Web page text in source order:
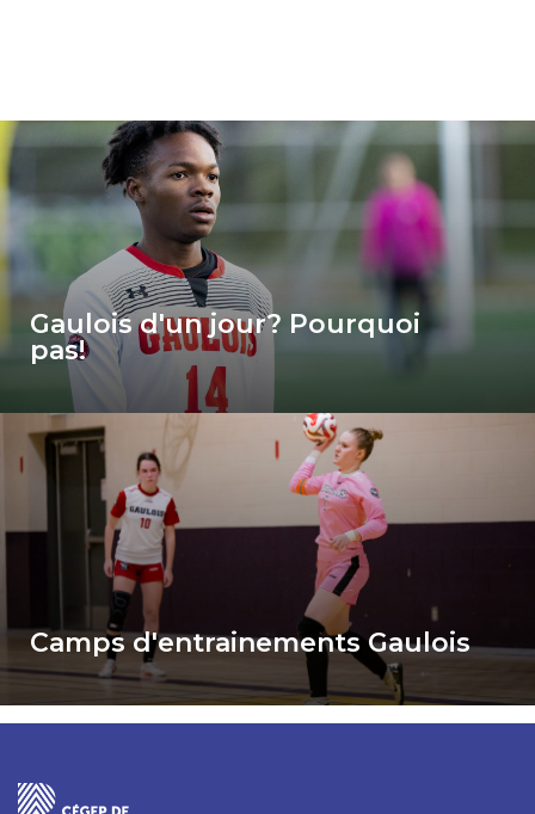
Gaulois d'un jour? Pourquoi
pas!
for Gaulois d'un jour? Pourquoi pas!
Camps d'entrainements Gaulois
for Camps d'entrainements Gaulois